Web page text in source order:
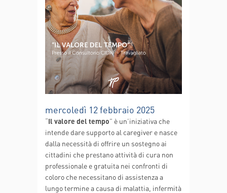
mercoledì 12 febbraio 2025
“Il valore del tempo” è un’iniziativa che
intende dare supporto al caregiver e nasce
dalla necessità di offrire un sostegno ai
cittadini che prestano attività di cura non
professionale e gratuita nei confronti di
coloro che necessitano di assistenza a
lungo termine a causa di malattia, infermità